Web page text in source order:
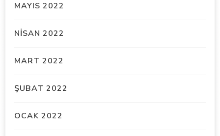
MAYIS 2022
NISAN 2022
MART 2022
ŞUBAT 2022
OCAK 2022